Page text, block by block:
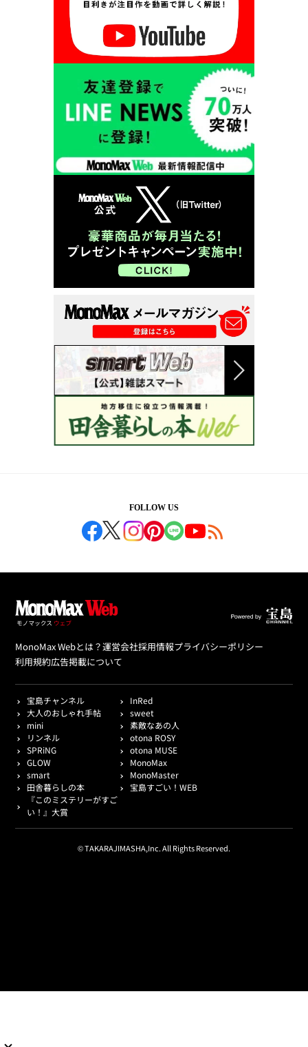
FOLLOW US
MonoMax Webとは？運営会社採用情報プライバシーポリシー
利用規約広告掲載について
宝島チャンネル
InRed
大人のおしゃれ手帖
sweet
mini
素敵なあの人
リンネル
otona ROSY
SPRiNG
otona MUSE
GLOW
MonoMax
smart
MonoMaster
田舎暮らしの本
宝島すごい！WEB
『このミステリーがすご
い！』大賞
© TAKARAJIMASHA,Inc. All Rights Reserved.